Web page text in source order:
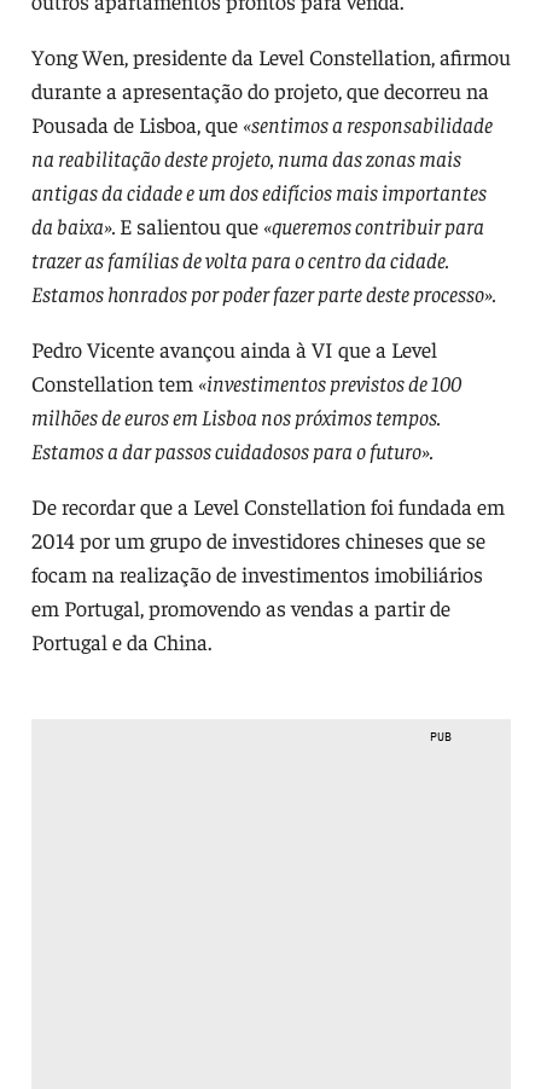
Yong Wen, presidente da Level Constellation, afirmou
durante a apresentação do projeto, que decorreu na
Pousada de Lisboa, que «sentimos a responsabilidade
na reabilitação deste projeto, numa das zonas mais
antigas da cidade e um dos edifícios mais importantes
da baixa». E salientou que «queremos contribuir para
trazer as famílias de volta para o centro da cidade.
Estamos honrados por poder fazer parte deste processo».
Pedro Vicente avançou ainda à VI que a Level
Constellation tem «investimentos previstos de 100
milhões de euros em Lisboa nos próximos tempos.
Estamos a dar passos cuidadosos para o futuro».
De recordar que a Level Constellation foi fundada em
2014 por um grupo de investidores chineses que se
focam na realização de investimentos imobiliários
em Portugal, promovendo as vendas a partir de
Portugal e da China.
PUB